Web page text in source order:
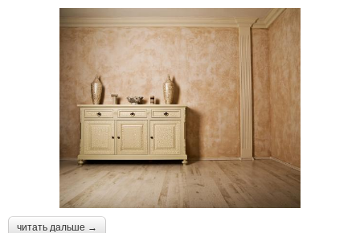
читать дальше →